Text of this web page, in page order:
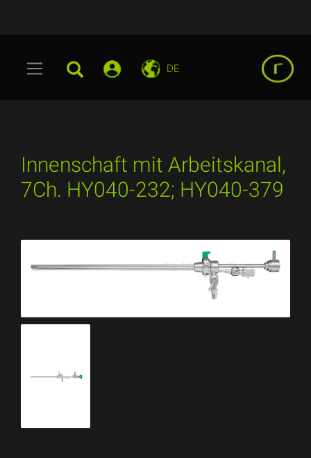
DE
Innenschaft mit Arbeitskanal,
7Ch. HY040-232; HY040-379